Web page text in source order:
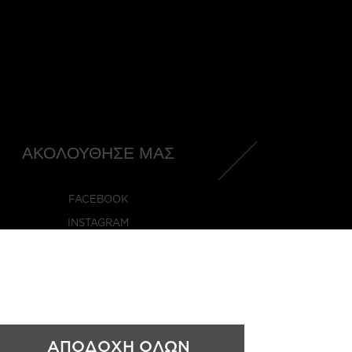
ΑΚΟΛΟΥΘΗΣΕ ΜΑΣ
FACEBOOK
INSTAGRAM
ΑΠΟΔΟΧΗ ΟΛΩΝ